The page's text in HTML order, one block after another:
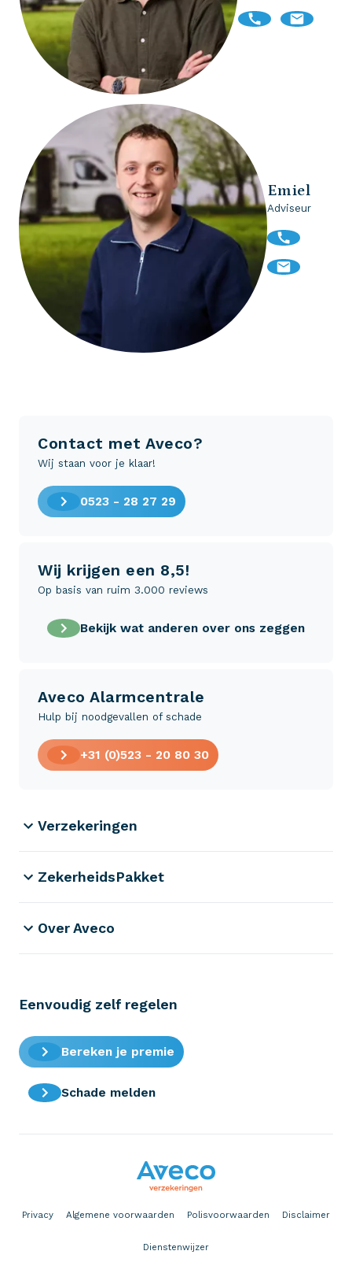
Emiel
Adviseur
Contact met Aveco?
Wij staan voor je klaar!
0523 - 28 27 29
Wij krijgen een 8,5!
Op basis van ruim 3.000 reviews
Bekijk wat anderen over ons zeggen
Aveco Alarmcentrale
Hulp bij noodgevallen of schade
+31 (0)523 - 20 80 30
Verzekeringen
ZekerheidsPakket
Over Aveco
Eenvoudig zelf regelen
Bereken je premie
Schade melden
Privacy Algemene voorwaarden Polisvoorwaarden Disclaimer
Dienstenwijzer